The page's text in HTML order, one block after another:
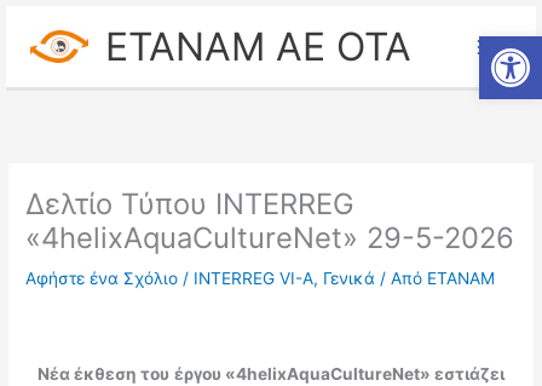
ETANAM ΑΕ ΟΤΑ
Δελτίο Τύπου INTERREG
«4helixAquaCultureNet» 29-5-2026
Αφήστε ένα Σχόλιο / INTERREG VI-A, Γενικά / Από ΕΤΑΝΑΜ
Νέα έκθεση του έργου «4helixAquaCultureNet» εστιάζει